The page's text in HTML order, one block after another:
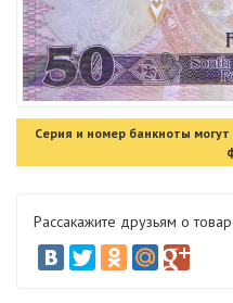
Серия и номер банкноты
Рассакажите друзьям о